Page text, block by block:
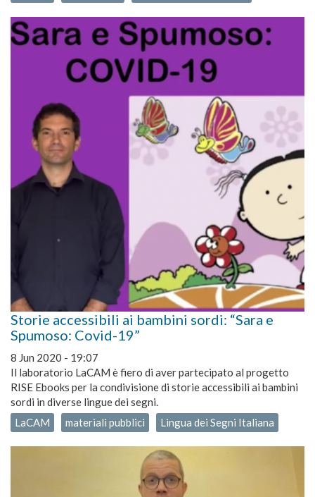
Storie accessibili ai bambini sordi: “Sara e
Spumoso: Covid-19”
8 Jun 2020 - 19:07
Il laboratorio LaCAM è fiero di aver partecipato al progetto
RISE Ebooks per la condivisione di storie accessibili ai bambini
sordi in diverse lingue dei segni.
LaCAM
materiali pubblici Lingua dei Segni Italiana